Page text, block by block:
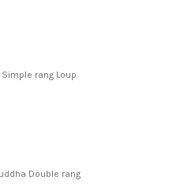
rang Loup
Double rang